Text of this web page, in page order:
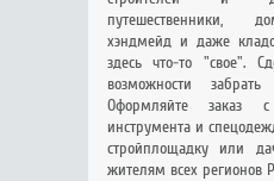
путешественники,
хэндмейд и даже
здесь что-то "свое".
возможности
Оформляйте заказ
инструмента и
стройплощадку или
жителям всех регионов